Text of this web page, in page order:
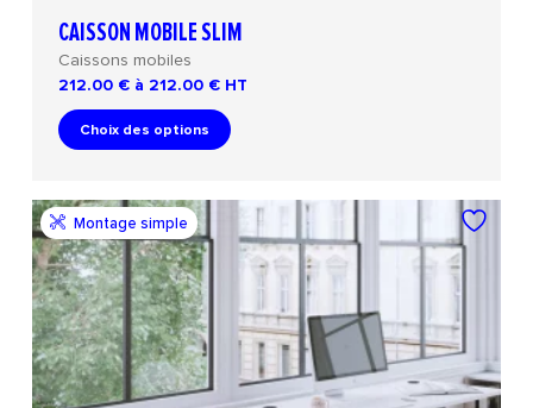
CAISSON MOBILE SLIM
Caissons mobiles
212.00 € à 212.00 € HT
Choix des options
Montage simple